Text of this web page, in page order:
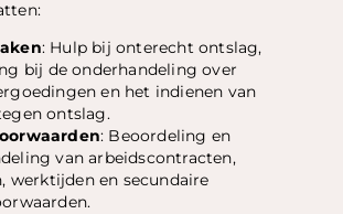
: Hulp bij onterecht ontslag,
bij de onderhandeling over
en het indienen van
ontslag.
: Beoordeling en
van arbeidscontracten,
werktijden en secundaire